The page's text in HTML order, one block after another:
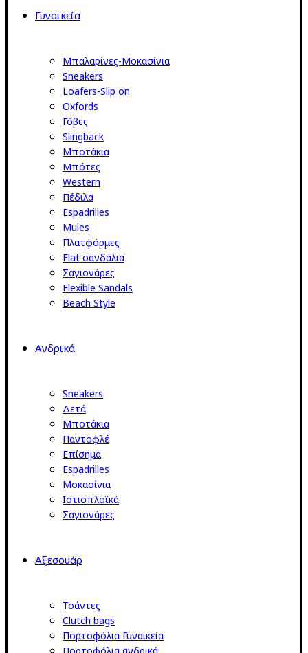
Γυναικεία
Μπαλαρίνες-Μοκασίνια
Sneakers
Loafers-Slip on
Oxfords
Γόβες
Slingback
Μποτάκια
Μπότες
Western
Πέδιλα
Espadrilles
Mules
Πλατφόρμες
Flat σανδάλια
Σαγιονάρες
Flexible Sandals
Beach Style
Ανδρικά
Sneakers
Δετά
Μποτάκια
Παντοφλέ
Επίσημα
Espadrilles
Μοκασίνια
Ιστιοπλοϊκά
Σαγιονάρες
Αξεσουάρ
Τσάντες
Clutch bags
Πορτοφόλια Γυναικεία